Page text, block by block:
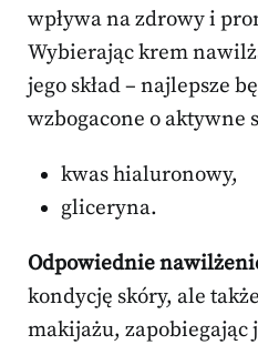
wpływa na zdrowy i
Wybierając krem
jego skład – najlepsze
wzbogacone o aktywne
kwas hialuronowy,
gliceryna.
Odpowiednie
kondycję skóry, ale
makijażu, zapobiegając